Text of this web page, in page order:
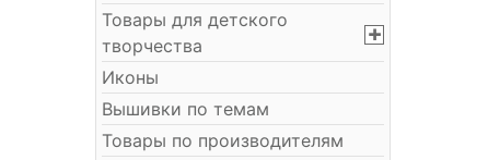
Товары для детского
творчества
Иконы
Вышивки по темам
Товары по производителям